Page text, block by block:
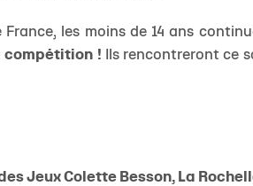
France, les moins de 14 ans
compétition ! Ils rencontreront ce
Jeux Colette Besson, La